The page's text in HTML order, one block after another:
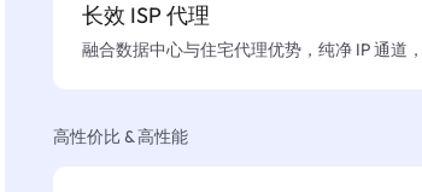
长效 ISP 代理
融合数据中心与住宅代理优势，纯净 IP 通道
高性价比 & 高性能